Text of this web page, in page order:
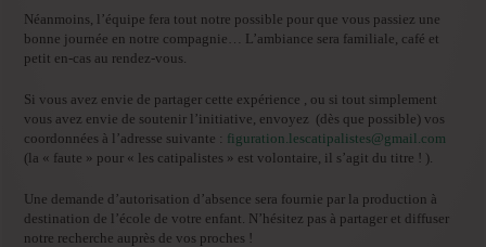
Néanmoins, l’équipe fera tout notre possible pour que vous passiez une
bonne journée en notre compagnie… L’ambiance sera familiale, café et
petit en-cas au rendez-vous.
Si vous avez envie de partager cette expérience , ou si tout simplement
vous avez envie de soutenir l’initiative, envoyez (dès que possible) vos
coordonnées à l’adresse suivante : figuration.lescatipalistes@gmail.com
(la « faute » pour « les catipalistes » est volontaire, il s’agit du titre ! ).
Une demande d’autorisation d’absence sera fournie par la production à
destination de l’école de votre enfant. N’hésitez pas à partager et diffuser
notre recherche auprès de vos proches !